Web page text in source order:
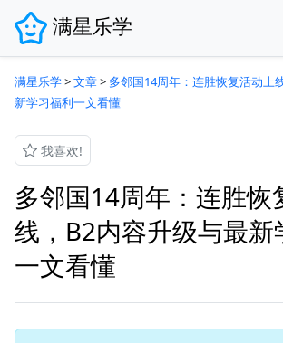
满星乐学
满星乐学>文章> 多邻国14周年：连胜恢复活动上
新学习福利一文看懂
我喜欢!
多邻国14周年：连胜恢
线，B2内容升级与最新
一文看懂